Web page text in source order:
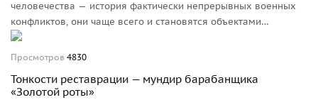
человечества — история фактически непрерывных военных
конфликтов, они чаще всего и становятся объектами
внимания реконструкторов.
Просмотров 4830
Тонкости реставрации — мундир барабанщика
«Золотой роты»